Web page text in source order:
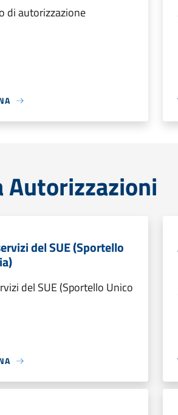
di autorizzazione
Autorizzazioni
del SUE (Sportello
del SUE (Sportello Unico